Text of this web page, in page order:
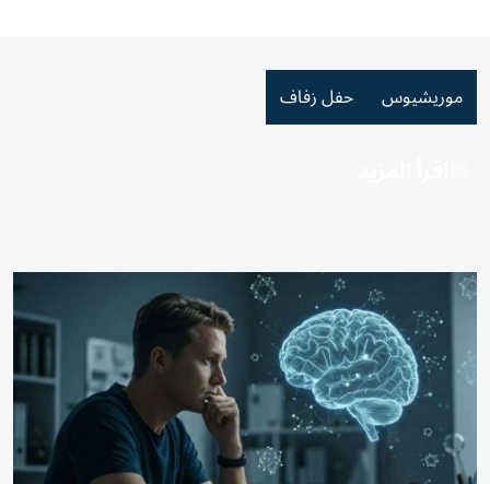
موريشيوس حفل زفاف